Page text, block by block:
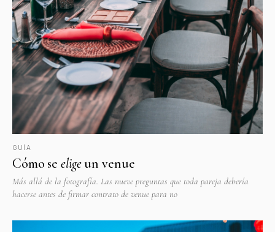
GUÍA
Cómo seeligeun venue
Más allá de la fotografía. Las nueve preguntas que toda pareja debería
hacerse antes de firmar contrato de venue para no